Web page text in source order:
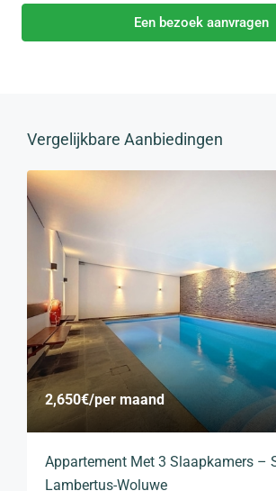
Een bezoek aanvragen
Vergelijkbare Aanbiedingen
2,650€/per maand
Appartement Met 3 Slaapkamers –
Lambertus-Woluwe